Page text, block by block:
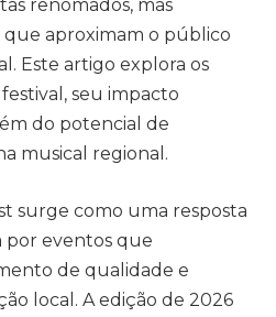
renomados, mas
aproximam o público
Este artigo explora os
seu impacto
do potencial de
musical regional.
surge como uma resposta
por eventos que
de qualidade e
local. A edição de 2026